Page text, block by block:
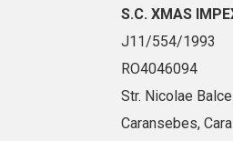
S.C. XMAS
J11/554/1993
RO4046094
Str. Nicolae
Caransebes,